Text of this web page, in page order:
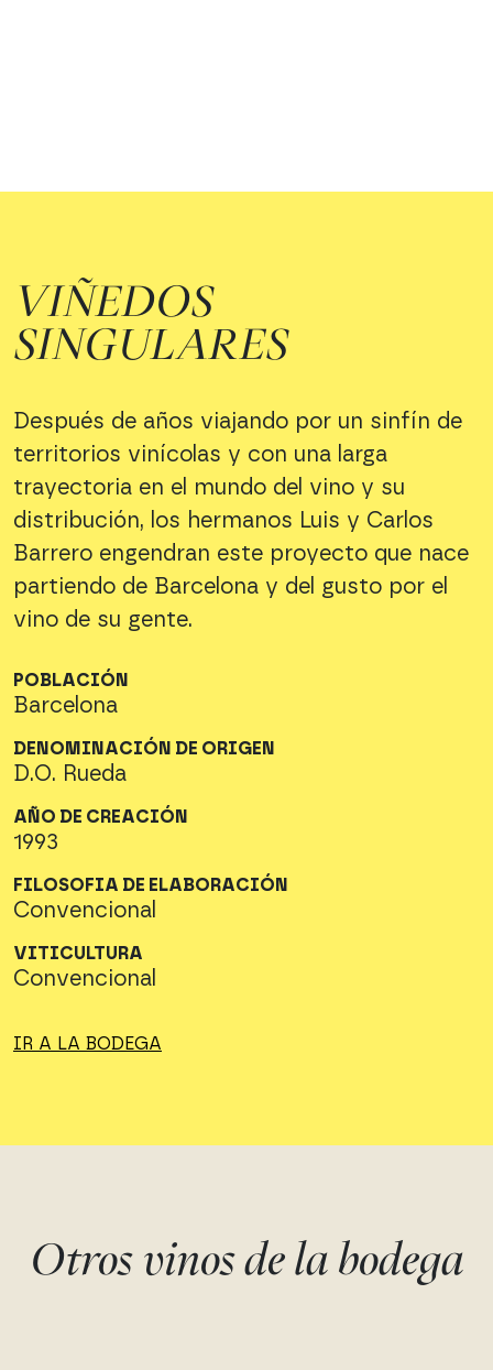
VIÑEDOS
SINGULARES
Después de años viajando por un sinfín de
territorios vinícolas y con una larga
trayectoria en el mundo del vino y su
distribución, los hermanos Luis y Carlos
Barrero engendran este proyecto que nace
partiendo de Barcelona y del gusto por el
vino de su gente.
POBLACIÓN
Barcelona
DENOMINACIÓN DE ORIGEN
D.O. Rueda
AÑO DE CREACIÓN
1993
FILOSOFIA DE ELABORACIÓN
Convencional
VITICULTURA
Convencional
IR A LA BODEGA
Otros vinos de la bodega